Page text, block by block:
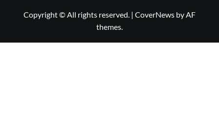
Copyright © All rights reserved. | CoverNews by AF
themes.